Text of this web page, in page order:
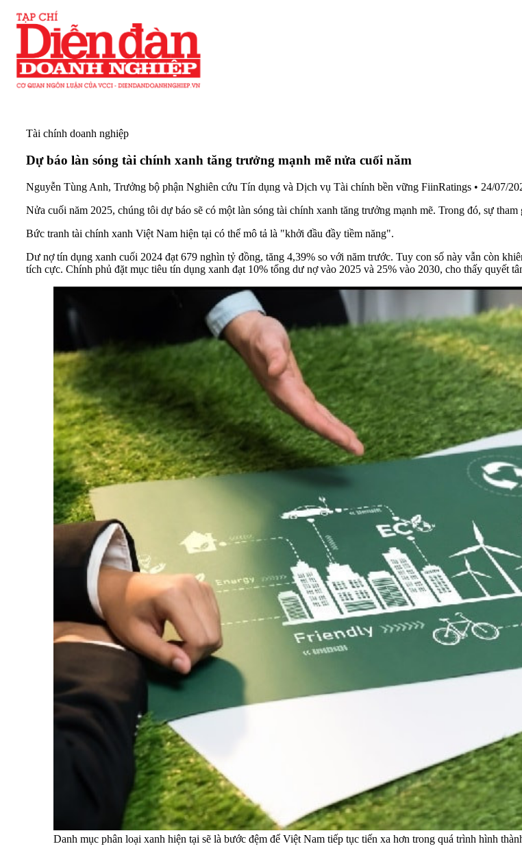
Tài chính doanh nghiệp
Dự báo làn sóng tài chính xanh tăng trưởng mạnh mẽ nửa cuối năm
Nguyễn Tùng Anh, Trưởng bộ phận Nghiên cứu Tín dụng và Dịch vụ Tài chính bền vững FiinRatings • 24/07/
Nửa cuối năm 2025, chúng tôi dự báo sẽ có một làn sóng tài chính xanh tăng trưởng mạnh mẽ. Trong đó, sự
Bức tranh tài chính xanh Việt Nam hiện tại có thể mô tả là "khởi đầu đầy tiềm năng".
Dư nợ tín dụng xanh cuối 2024 đạt 679 nghìn tỷ đồng, tăng 4,39% so với năm trước. Tuy con số này vẫn còn
tích cực. Chính phủ đặt mục tiêu tín dụng xanh đạt 10% tổng dư nợ vào 2025 và 25% vào 2030, cho thấy quyết
Danh mục phân loại xanh hiện tại sẽ là bước đệm để Việt Nam tiếp tục tiến xa hơn trong quá trình hình